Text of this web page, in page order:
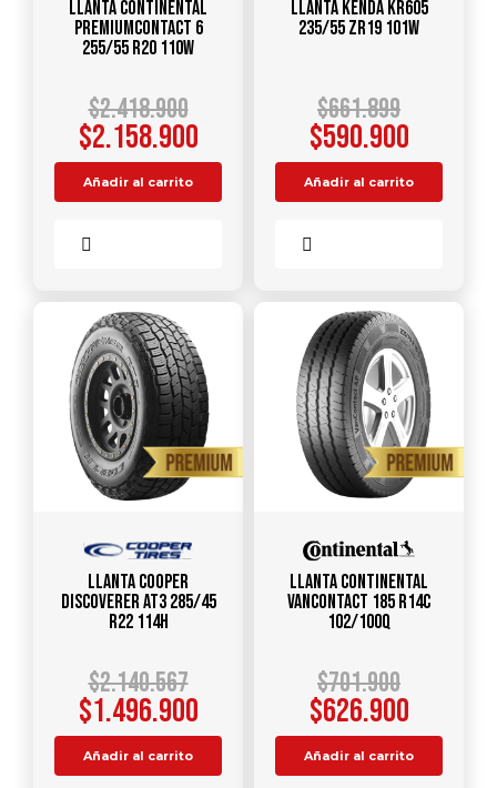
Llanta CONTINENTAL
PREMIUMCONTACT 6
255/55 R20 110W
$2.418.900
$2.158.900
Añadir al carrito
Llanta KENDA KR605
235/55 ZR19 101W
$661.899
$590.900
Añadir al carrito
Llanta COOPER
DISCOVERER AT3 285/45
R22 114H
$2.140.567
$1.496.900
Añadir al carrito
Llanta CONTINENTAL
VANCONTACT 185 R14C
102/100Q
$701.900
$626.900
Añadir al carrito